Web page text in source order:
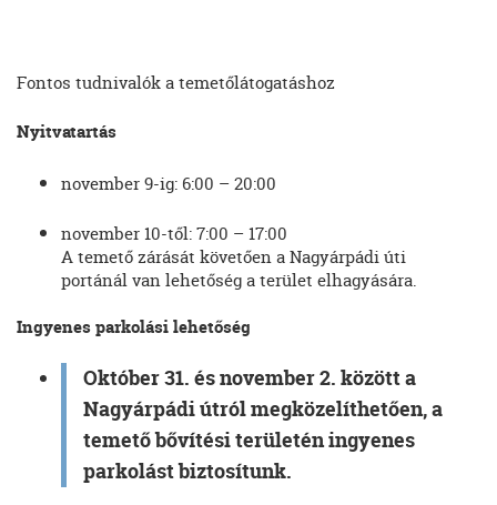
Fontos tudnivalók a temetőlátogatáshoz
Nyitvatartás
november 9-ig: 6:00 – 20:00
november 10-től: 7:00 – 17:00
A temető zárását követően a Nagyárpádi úti
portánál van lehetőség a terület elhagyására.
Ingyenes parkolási lehetőség
Október 31. és november 2. között a
Nagyárpádi útról megközelíthetően, a
temető bővítési területén ingyenes
parkolást biztosítunk.